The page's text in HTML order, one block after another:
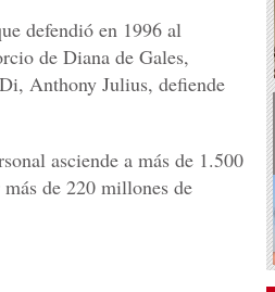
defendió en 1996 al
de Diana de Gales,
Anthony Julius, defiende
asciende a más de 1.500
de 220 millones de